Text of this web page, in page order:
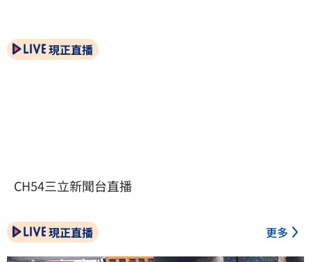
現正直播
CH54三立新聞台直播
現正直播 更多